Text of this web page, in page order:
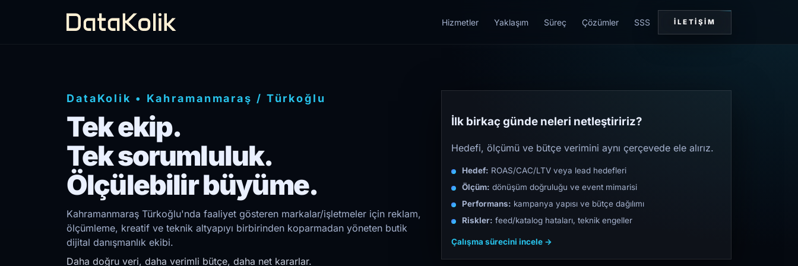
Hizmetler Yaklaşım Süreç Çözümler SSS İLETIŞIM
DataKolik • Kahramanmaraş / Türkoğlu
Tek ekip.
Tek sorumluluk.
Ölçülebilir büyüme.
Kahramanmaraş Türkoğlu'nda faaliyet gösteren markalar/işletmeler için reklam,
ölçümleme, kreatif ve teknik altyapıyı birbirinden koparmadan yöneten butik
dijital danışmanlık ekibi.
Daha doğru veri, daha verimli bütçe, daha net kararlar.
İlk birkaç günde neleri netleştiririz?
Hedefi, ölçümü ve bütçe verimini aynı çerçevede ele alırız.
Hedef: ROAS/CAC/LTV veya lead hedefleri
Ölçüm: dönüşüm doğruluğu ve event mimarisi
Performans: kampanya yapısı ve bütçe dağılımı
Riskler: feed/katalog hataları, teknik engeller
Çalışma sürecini incele →